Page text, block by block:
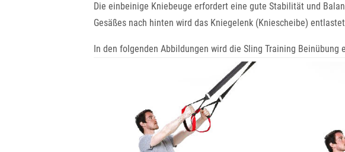
Die einbeinige Kniebeuge erfordert eine gute Stabilität und
Gesäßes nach hinten wird das Kniegelenk (Kniescheibe)
In den folgenden Abbildungen wird die Sling Training